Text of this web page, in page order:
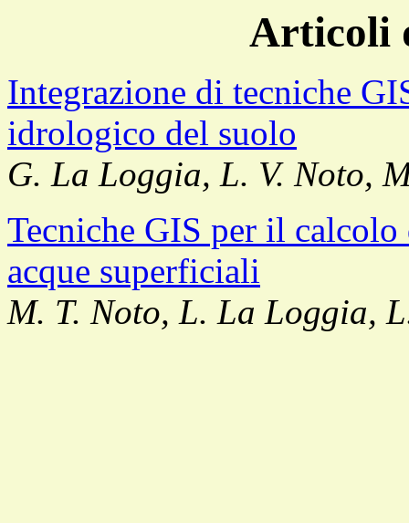
Articoli
Integrazione di tecniche
idrologico del suolo
G. La Loggia, L. V. Noto,
Tecniche GIS per il
acque superficiali
M. T. Noto, L. La Loggia,